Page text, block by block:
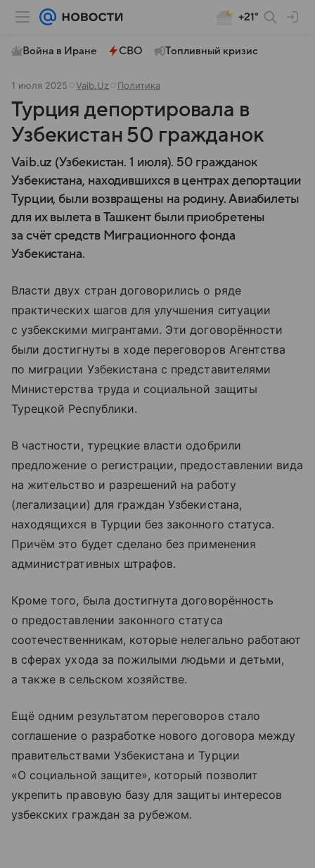
+21°
Война в Иране СВО Топливный кризис
1 июля 2025 Vaib.Uz Политика
Турция депортировала в
Узбекистан 50 гражданок
Vaib.uz (Узбекистан. 1 июля). 50 гражданок
Узбекистана, находившихся в центрах депортации
Турции, были возвращены на родину. Авиабилеты
для их вылета в Ташкент были приобретены
за счёт средств Миграционного фонда
Узбекистана.
Власти двух стран договорились о ряде
практических шагов для улучшения ситуации
с узбекскими мигрантами. Эти договорённости
были достигнуты в ходе переговоров Агентства
по миграции Узбекистана с представителями
Министерства труда и социальной защиты
Турецкой Республики.
В частности, турецкие власти одобрили
предложение о регистрации, предоставлении вида
на жительство и разрешений на работу
(легализации) для граждан Узбекистана,
находящихся в Турции без законного статуса.
Причём это будет сделано без применения
административных штрафов.
Кроме того, была достигнута договорённость
о предоставлении законного статуса
соотечественникам, которые нелегально работают
в сферах ухода за пожилыми людьми и детьми,
а также в сельском хозяйстве.
Ещё одним результатом переговоров стало
соглашение о разработке нового договора между
правительствами Узбекистана и Турции
«О социальной защите», который позволит
укрепить правовую базу для защиты интересов
узбекских граждан за рубежом.